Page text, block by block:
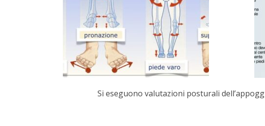
Si eseguono valutazioni posturali